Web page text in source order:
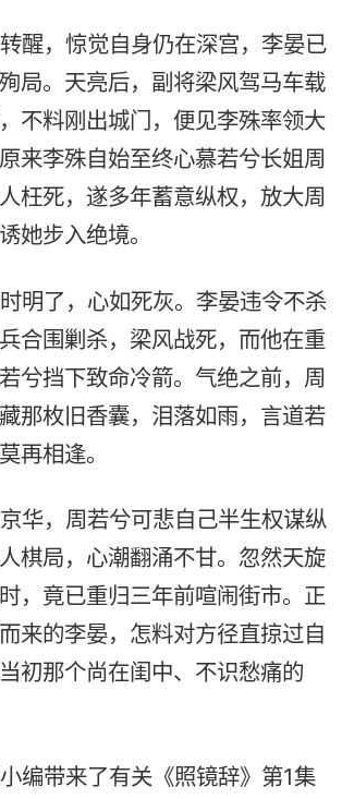
醒，惊觉自身仍在深宫，李晏已
局。天亮后，副将梁风驾马车载
不料刚出城门，便见李殊率领大
来李殊自始至终心慕若兮长姐周
枉死，遂多年蓄意纵权，放大周
她步入绝境。
明了，心如死灰。李晏违令不杀
合围剿杀，梁风战死，而他在重
兮挡下致命冷箭。气绝之前，周
那枚旧香囊，泪落如雨，言道若
再相逢。
华，周若兮可悲自己半生权谋纵
棋局，心潮翻涌不甘。忽然天旋
，竟已重归三年前喧闹街市。正
来的李晏，怎料对方径直掠过自
初那个尚在闺中、不识愁痛的
编带来了有关《照镜辞》第1集